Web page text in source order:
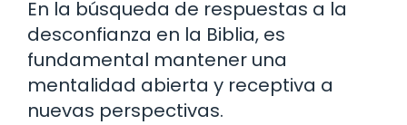
En la búsqueda de respuestas a la
desconfianza en la Biblia, es
fundamental mantener una
mentalidad abierta y receptiva a
nuevas perspectivas.